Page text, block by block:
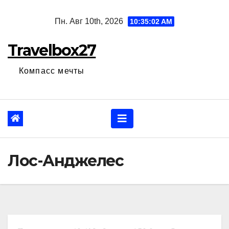
Пн. Авг 10th, 2026 10:35:03 AM
Travelbox27
Компасс мечты
Лос-Анджелес